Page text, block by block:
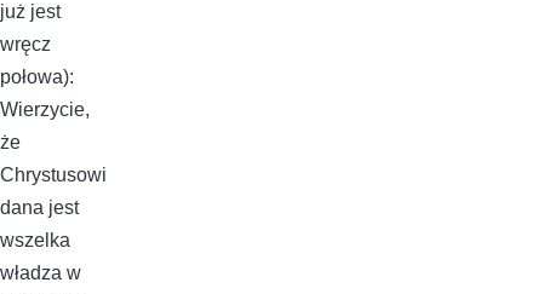
już jest
wręcz
połowa):
Wierzycie,
że
Chrystusowi
dana jest
wszelka
władza w